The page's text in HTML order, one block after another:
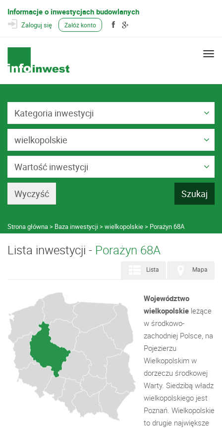
Informacje o inwestycjach budowlanych
Zaloguj się Załóż konto
Kategoria inwestycji
wielkopolskie
Wartość inwestycji
Strona główna Baza inwestycji wielkopolskie Porażyn 68A
Lista inwestycji - Porażyn 68A
Mapa
Lista
Województwo
wielkopolskie leżące
w środkowo-
zachodniej Polsce, na
Pojezierzu
Wielkopolskim w
dorzeczu środkowej
Warty. Siedzibą władz
wielkopolskiego jest
Poznań. Wielkopolskie
to drugie największe